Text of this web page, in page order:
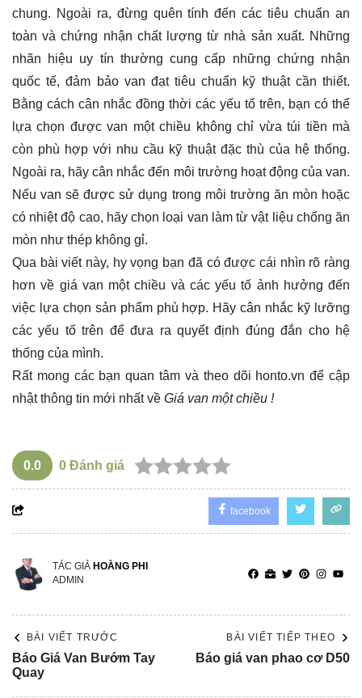
chung. Ngoài ra, đừng quên tính đến các tiêu chuẩn an
toàn và chứng nhận chất lượng từ nhà sản xuất. Những
nhãn hiệu uy tín thường cung cấp những chứng nhận
quốc tế, đảm bảo van đạt tiêu chuẩn kỹ thuật cần thiết.
Bằng cách cân nhắc đồng thời các yếu tố trên, bạn có thể
lựa chọn được van một chiều không chỉ vừa túi tiền mà
còn phù hợp với nhu cầu kỹ thuật đặc thù của hệ thống.
Ngoài ra, hãy cân nhắc đến môi trường hoạt động của van.
Nếu van sẽ được sử dụng trong môi trường ăn mòn hoặc
có nhiệt độ cao, hãy chọn loại van làm từ vật liệu chống ăn
mòn như thép không gỉ.
Qua bài viết này, hy vọng bạn đã có được cái nhìn rõ ràng
hơn về giá van một chiều và các yếu tố ảnh hưởng đến
việc lựa chọn sản phẩm phù hợp. Hãy cân nhắc kỹ lưỡng
các yếu tố trên để đưa ra quyết định đúng đắn cho hệ
thống của mình.
Rất mong các bạn quan tâm và theo dõi honto.vn để cập
nhật thông tin mới nhất về Giá van một chiều !
0.0 0 Đánh giá
facebook
TÁC GIẢ HOÀNG PHI
ADMIN
BÀI VIẾT TRƯỚC
Báo Giá Van Bướm Tay
Quay
BÀI VIẾT TIẾP THEO
Báo giá van phao cơ D50